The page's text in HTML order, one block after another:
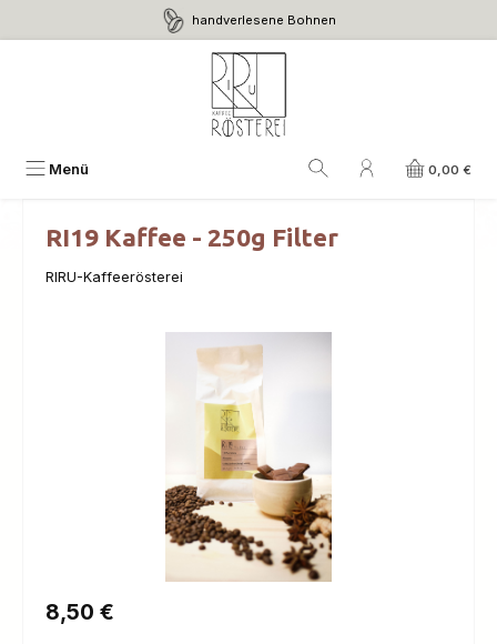
Zum Hauptinhalt springen handverlesene Bohnen
Menü 0,00 €
RI19 Kaffee - 250g Filter
RIRU-Kaffeerösterei
Regulärer Preis:
8,50 €